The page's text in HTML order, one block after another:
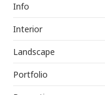
Info
Interior
Landscape
Portfolio